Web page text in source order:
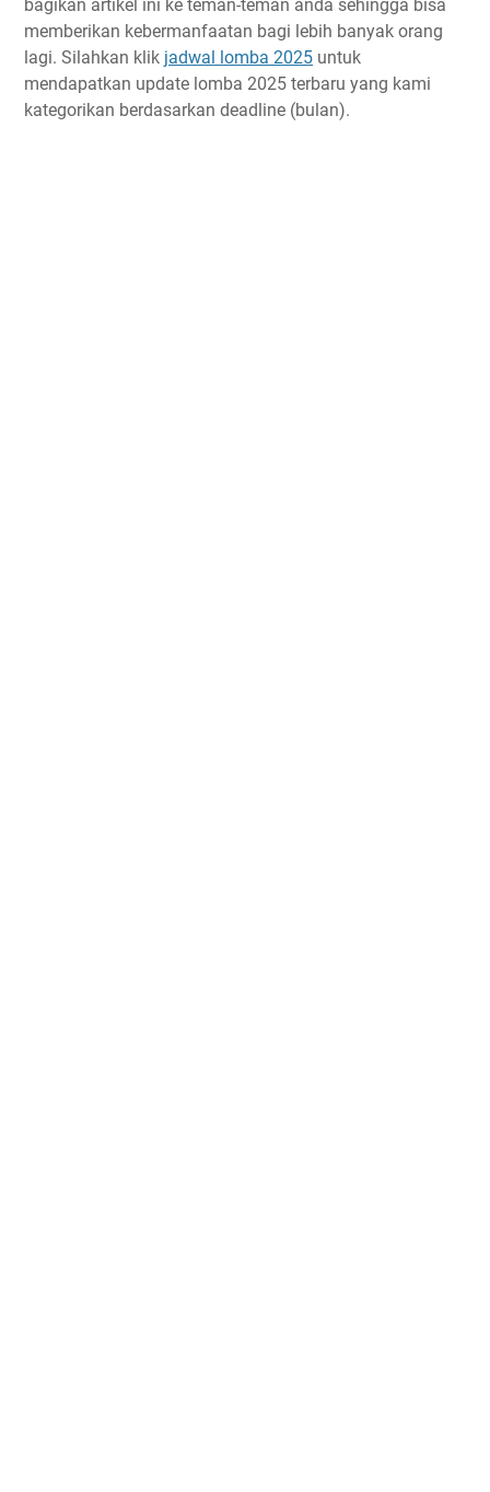
bagikan artikel ini ke teman-teman anda sehingga bisa
memberikan kebermanfaatan bagi lebih banyak orang
lagi. Silahkan klik jadwal lomba 2025 untuk
mendapatkan update lomba 2025 terbaru yang kami
kategorikan berdasarkan deadline (bulan).